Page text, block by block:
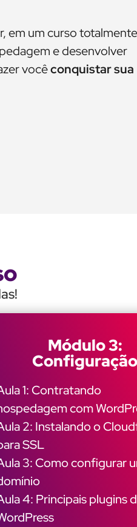
em um curso totalmente
e desenvolver
vocêconquistar sua
Módulo 3:
Configuração
1: Contratando
com
2: Instalando o
SSL
3: Como configurar
4: Principais plugins